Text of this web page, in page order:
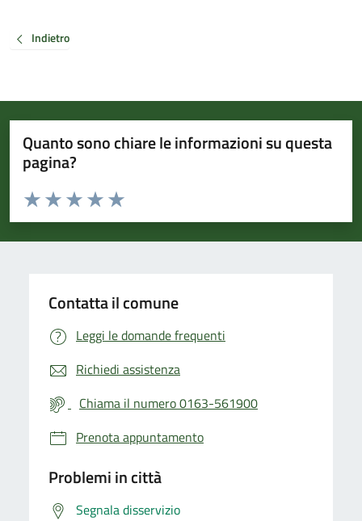
Indietro
Quanto sono chiare le informazioni su questa
pagina?
Valuta da 1 a 5 stelle la pagina
Valuta 5 stelle su 5
Valuta 4 stelle su 5
Valuta 3 stelle su 5
Valuta 2 stelle su 5
Valuta 1 stelle su 5
Contatta il comune
Leggi le domande frequenti
Richiedi assistenza
Chiama il numero 0163-561900
Prenota appuntamento
Problemi in città
Segnala disservizio